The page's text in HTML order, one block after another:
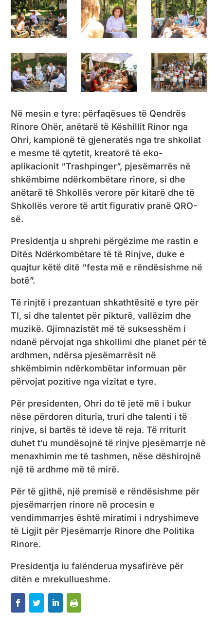
Në mesin e tyre: përfaqësues të Qendrës
Rinore Ohër, anëtarë të Këshillit Rinor nga
Ohri, kampionë të gjeneratës nga tre shkollat
e mesme të qytetit, kreatorë të eko-
aplikacionit “Trashpinger”, pjesëmarrës në
shkëmbime ndërkombëtare rinore, si dhe
anëtarë të Shkollës verore për kitarë dhe të
Shkollës verore të artit figurativ pranë QRO-
së.
Presidentja u shprehi përgëzime me rastin e
Ditës Ndërkombëtare të të Rinjve, duke e
quajtur këtë ditë “festa më e rëndësishme në
botë”.
Të rinjtë i prezantuan shkathtësitë e tyre për
TI, si dhe talentet për pikturë, vallëzim dhe
muzikë. Gjimnazistët më të suksesshëm i
ndanë përvojat nga shkollimi dhe planet për të
ardhmen, ndërsa pjesëmarrësit në
shkëmbimin ndërkombëtar informuan për
përvojat pozitive nga vizitat e tyre.
Për presidenten, Ohri do të jetë më i bukur
nëse përdoren dituria, truri dhe talenti i të
rinjve, si bartës të ideve të reja. Të rriturit
duhet t’u mundësojnë të rinjve pjesëmarrje në
menaxhimin me të tashmen, nëse dëshirojnë
një të ardhme më të mirë.
Për të gjithë, një premisë e rëndësishme për
pjesëmarrjen rinore në procesin e
vendimmarrjes është miratimi i ndryshimeve
të Ligjit për Pjesëmarrje Rinore dhe Politika
Rinore.
Presidentja iu falënderua mysafirëve për
ditën e mrekullueshme.